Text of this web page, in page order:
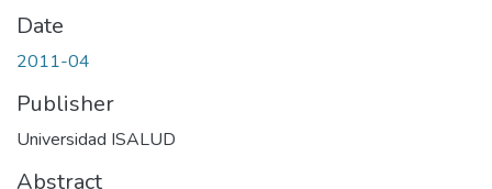
Date
2011-04
Publisher
Universidad ISALUD
Abstract